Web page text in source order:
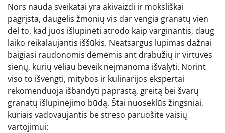
Nors nauda sveikatai yra akivaizdi ir moksliškai
pagrįsta, daugelis žmonių vis dar vengia granatų vien
dėl to, kad juos išlupinėti atrodo kaip varginantis, daug
laiko reikalaujantis iššūkis. Neatsargus lupimas dažnai
baigiasi raudonomis dėmėmis ant drabužių ir virtuvės
sienų, kurių vėliau beveik neįmanoma išvalyti. Norint
viso to išvengti, mitybos ir kulinarijos ekspertai
rekomenduoja išbandyti paprastą, greitą bei švarų
granatų išlupinėjimo būdą. Štai nuoseklūs žingsniai,
kuriais vadovaujantis be streso paruošite vaisių
vartojimui: